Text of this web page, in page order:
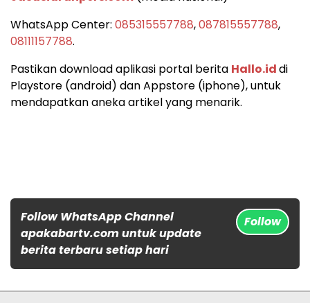
WhatsApp Center: 085315557788,087815557788,
08111157788.
Pastikan download aplikasi portal berita Hallo.iddi
Playstore (android) dan Appstore (iphone), untuk
mendapatkan aneka artikel yang menarik.
Follow WhatsApp Channel
apakabartv.com untuk update
berita terbaru setiap hari
Follow